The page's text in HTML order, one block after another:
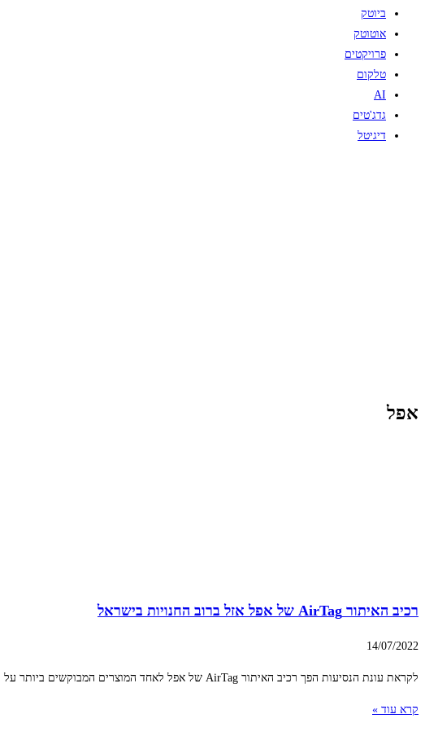
ביוטק
אוטוטק
פרויקטים
טלקום
AI
גדג'טים
דיגיטל
אפל
רכיב האיתור AirTag של אפל אזל ברוב החנויות בישראל
14/07/2022
לקראת עונת הנסיעות הפך רכיב האיתור AirTag של אפל לאחד המוצרים המבוקשים ביותר על ידי נוסעים. לאור העומסים הכבדים בשדות התעופה והחשש מאובדן מזוודות, רוכשים
קרא עוד »